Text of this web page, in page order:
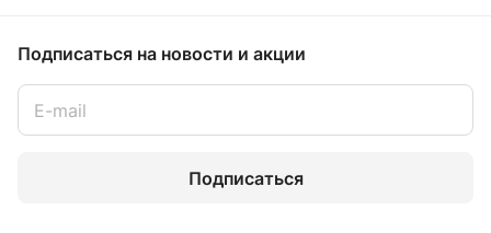
Подписаться на новости и акции
Подписаться